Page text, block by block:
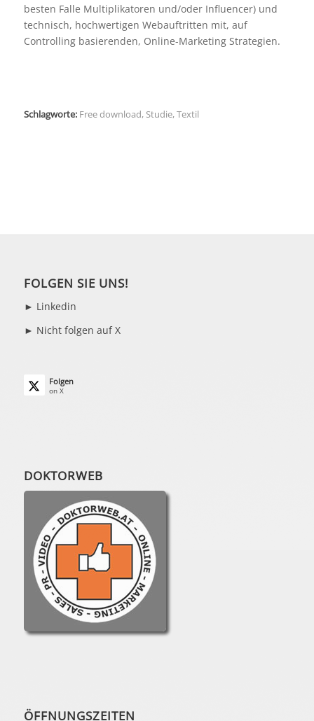
besten Falle Multiplikatoren und/oder Influencer) und
technisch, hochwertigen Webauftritten mit, auf
Controlling basierenden, Online-Marketing Strategien.
Schlagworte: Free download, Studie,Textil
FOLGEN SIE UNS!
► Linkedin
► Nicht folgen auf X
Folgen
on X
DOKTORWEB
ÖFFNUNGSZEITEN